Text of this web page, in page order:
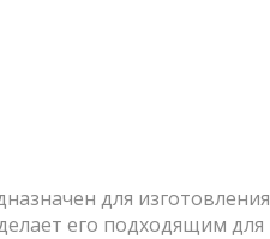
для изготовления
его подходящим для